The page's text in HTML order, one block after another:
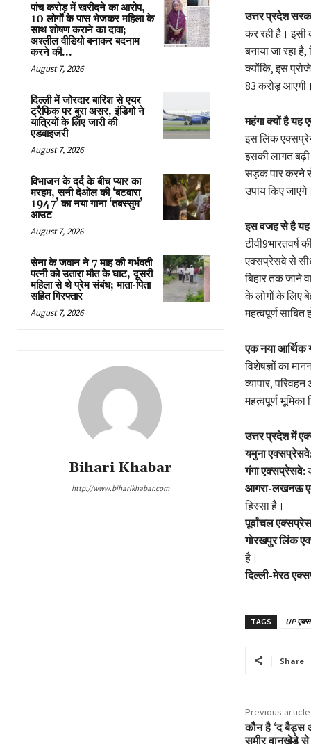
पांच करोड़ में खरीदने का आरोप,
10 लोगों के पास भेजकर महिला के
साथ शोषण कराने का दावा;
अश्लील वीडियो बनाकर बदनाम
करने की...
August 7, 2026
दिल्ली में जोरदार बारिश से एयर
ट्रैफिक पर बुरा असर, इंडिगो ने
यात्रियों के लिए जारी की
एडवाइजरी
August 7, 2026
विभाजन के दर्द के बीच प्यार का
मरहम, सनी देओल की ‘बटवारा
1947’ का नया गाना ‘तबस्सुम’
आउट
August 7, 2026
सेना के जवान ने 7 माह की गर्भवती
पत्नी को उतारा मौत के घाट, दूसरी
महिला से थे प्रेम संबंध; माता-पिता
सहित गिरफ्तार
August 7, 2026
Bihari Khabar
http://www.biharikhabar.com
उत्तर प्रदेश
कर रही है।
बनाया जा रहा
क्योंकि, इस
83 करोड़
महंगा क्यों है यह
इस लिंक
इसकी लागत
सड़क पार करने
उपाय किए
इस वजह से है
एक्सप्रेसवे से
बिहार तक जाने
के लोगों के लिए
महत्वपूर्ण
एक नया आर्थिक
विशेषज्ञों का
व्यापार,
महत्वपूर्ण भूमिका
उत्तर प्रदेश में
यमुना
गंगा एक्सप्रेसवे:
आगरा-लखनऊ
हिस्सा है।
पूर्वांचल
गोरखपुर लिंक
है।
दिल्ली-मेरठ
TAGS UP
Share
Previous article
कौन है ‘द बैड्स
समीर वानखेड़े से